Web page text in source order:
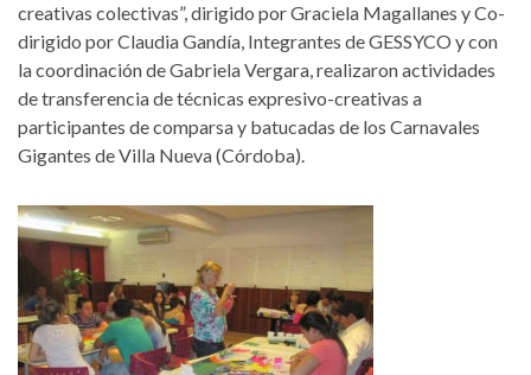
creativas colectivas”, dirigido por Graciela Magallanes y Co-
dirigido por Claudia Gandía, Integrantes de GESSYCO y con
la coordinación de Gabriela Vergara, realizaron actividades
de transferencia de técnicas expresivo-creativas a
participantes de comparsa y batucadas de los Carnavales
Gigantes de Villa Nueva (Córdoba).